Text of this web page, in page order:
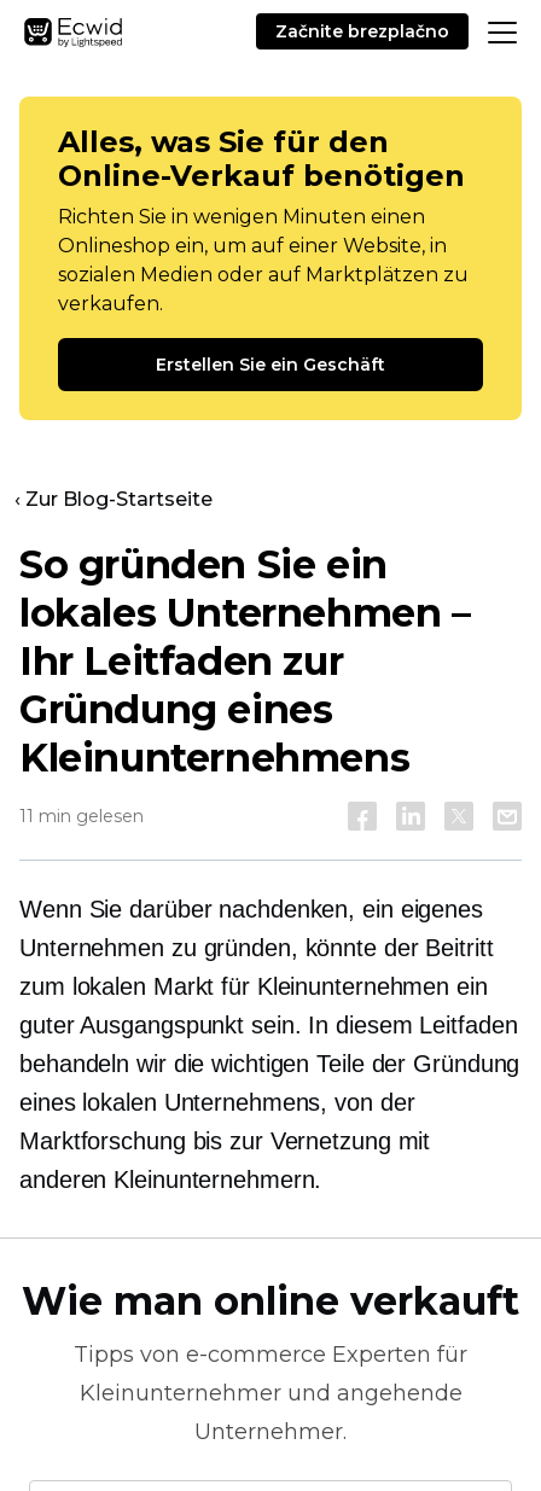
Začnite brezplačno
Alles, was Sie für den
Online-Verkauf benötigen
Richten Sie in wenigen Minuten einen
Onlineshop ein, um auf einer Website, in
sozialen Medien oder auf Marktplätzen zu
verkaufen.
Erstellen Sie ein Geschäft
‹ Zur Blog-Startseite
So gründen Sie ein
lokales Unternehmen –
Ihr Leitfaden zur
Gründung eines
Kleinunternehmens
11 min gelesen
Wenn Sie darüber nachdenken, ein eigenes
Unternehmen zu gründen, könnte der Beitritt
zum lokalen Markt für Kleinunternehmen ein
guter Ausgangspunkt sein. In diesem Leitfaden
behandeln wir die wichtigen Teile der Gründung
eines lokalen Unternehmens, von der
Marktforschung bis zur Vernetzung mit
anderen Kleinunternehmern.
Wie man online verkauft
Tipps von e-commerce Experten für
Kleinunternehmer und angehende
Unternehmer.